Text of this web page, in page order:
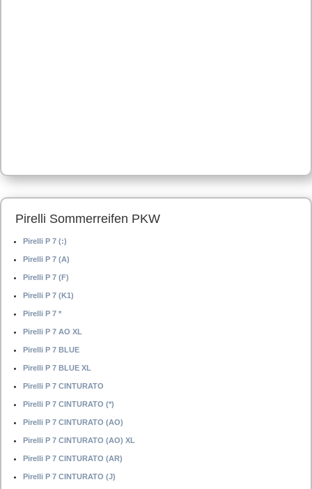
Pirelli Sommerreifen PKW
Pirelli P 7 (:)
Pirelli P 7 (A)
Pirelli P 7 (F)
Pirelli P 7 (K1)
Pirelli P 7 *
Pirelli P 7 AO XL
Pirelli P 7 BLUE
Pirelli P 7 BLUE XL
Pirelli P 7 CINTURATO
Pirelli P 7 CINTURATO (*)
Pirelli P 7 CINTURATO (AO)
Pirelli P 7 CINTURATO (AO) XL
Pirelli P 7 CINTURATO (AR)
Pirelli P 7 CINTURATO (J)